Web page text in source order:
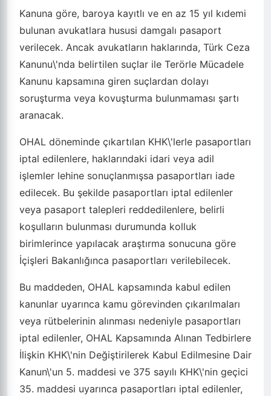
Kanuna göre, baroya kayıtlı ve en az 15 yıl kıdemi
bulunan avukatlara hususi damgalı pasaport
verilecek. Ancak avukatların haklarında, Türk Ceza
Kanunu\'nda belirtilen suçlar ile Terörle Mücadele
Kanunu kapsamına giren suçlardan dolayı
soruşturma veya kovuşturma bulunmaması şartı
aranacak.
OHAL döneminde çıkartılan KHK\'lerle pasaportları
iptal edilenlere, haklarındaki idari veya adil
işlemler lehine sonuçlanmışsa pasaportları iade
edilecek. Bu şekilde pasaportları iptal edilenler
veya pasaport talepleri reddedilenlere, belirli
koşulların bulunması durumunda kolluk
birimlerince yapılacak araştırma sonucuna göre
İçişleri Bakanlığınca pasaportları verilebilecek.
Bu maddeden, OHAL kapsamında kabul edilen
kanunlar uyarınca kamu görevinden çıkarılmaları
veya rütbelerinin alınması nedeniyle pasaportları
iptal edilenler, OHAL Kapsamında Alınan Tedbirlere
İlişkin KHK\'nin Değiştirilerek Kabul Edilmesine Dair
Kanun\'un 5. maddesi ve 375 sayılı KHK\'nin geçici
35. maddesi uyarınca pasaportları iptal edilenler,